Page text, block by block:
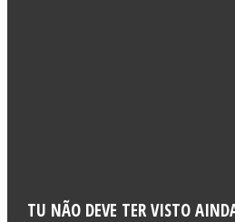
TU NÃO DEVE TER VISTO